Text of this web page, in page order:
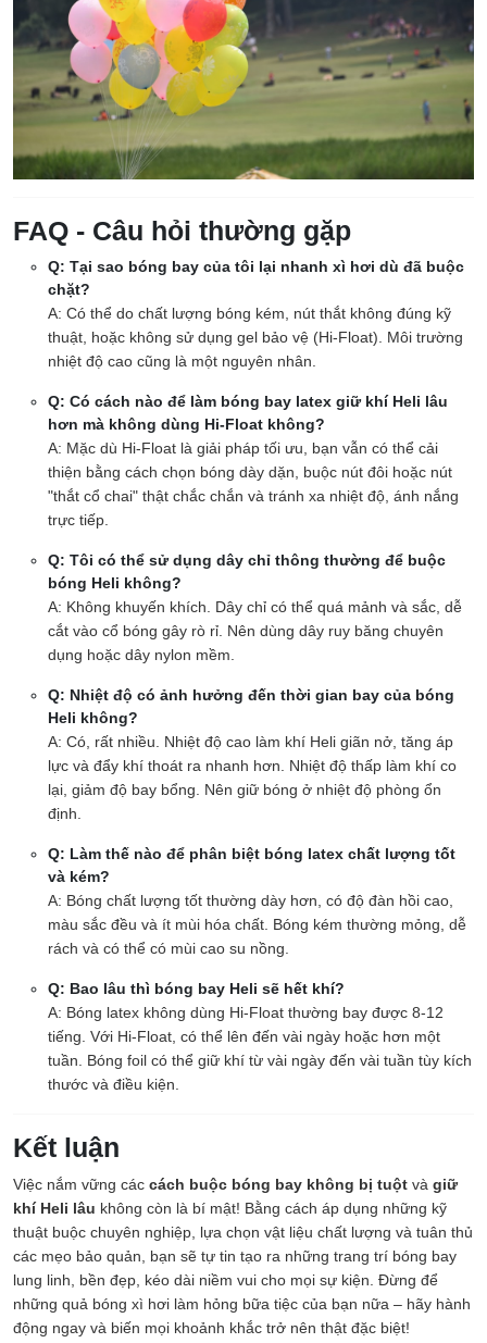
FAQ - Câu hỏi thường gặp
Q: Tại sao bóng bay của tôi lại nhanh xì hơi dù đã buộc
chặt?
A: Có thể do chất lượng bóng kém, nút thắt không đúng kỹ
thuật, hoặc không sử dụng gel bảo vệ (Hi-Float). Môi trường
nhiệt độ cao cũng là một nguyên nhân.
Q: Có cách nào để làm bóng bay latex giữ khí Heli lâu
hơn mà không dùng Hi-Float không?
A: Mặc dù Hi-Float là giải pháp tối ưu, bạn vẫn có thể cải
thiện bằng cách chọn bóng dày dặn, buộc nút đôi hoặc nút
"thắt cổ chai" thật chắc chắn và tránh xa nhiệt độ, ánh nắng
trực tiếp.
Q: Tôi có thể sử dụng dây chỉ thông thường để buộc
bóng Heli không?
A: Không khuyến khích. Dây chỉ có thể quá mảnh và sắc, dễ
cắt vào cổ bóng gây rò rỉ. Nên dùng dây ruy băng chuyên
dụng hoặc dây nylon mềm.
Q: Nhiệt độ có ảnh hưởng đến thời gian bay của bóng
Heli không?
A: Có, rất nhiều. Nhiệt độ cao làm khí Heli giãn nở, tăng áp
lực và đẩy khí thoát ra nhanh hơn. Nhiệt độ thấp làm khí co
lại, giảm độ bay bổng. Nên giữ bóng ở nhiệt độ phòng ổn
định.
Q: Làm thế nào để phân biệt bóng latex chất lượng tốt
và kém?
A: Bóng chất lượng tốt thường dày hơn, có độ đàn hồi cao,
màu sắc đều và ít mùi hóa chất. Bóng kém thường mỏng, dễ
rách và có thể có mùi cao su nồng.
Q: Bao lâu thì bóng bay Heli sẽ hết khí?
A: Bóng latex không dùng Hi-Float thường bay được 8-12
tiếng. Với Hi-Float, có thể lên đến vài ngày hoặc hơn một
tuần. Bóng foil có thể giữ khí từ vài ngày đến vài tuần tùy kích
thước và điều kiện.
Kết luận
Việc nắm vững các cách buộc bóng bay không bị tuột và giữ
khí Heli lâu không còn là bí mật! Bằng cách áp dụng những kỹ
thuật buộc chuyên nghiệp, lựa chọn vật liệu chất lượng và tuân thủ
các mẹo bảo quản, bạn sẽ tự tin tạo ra những trang trí bóng bay
lung linh, bền đẹp, kéo dài niềm vui cho mọi sự kiện. Đừng để
những quả bóng xì hơi làm hỏng bữa tiệc của bạn nữa – hãy hành
động ngay và biến mọi khoảnh khắc trở nên thật đặc biệt!